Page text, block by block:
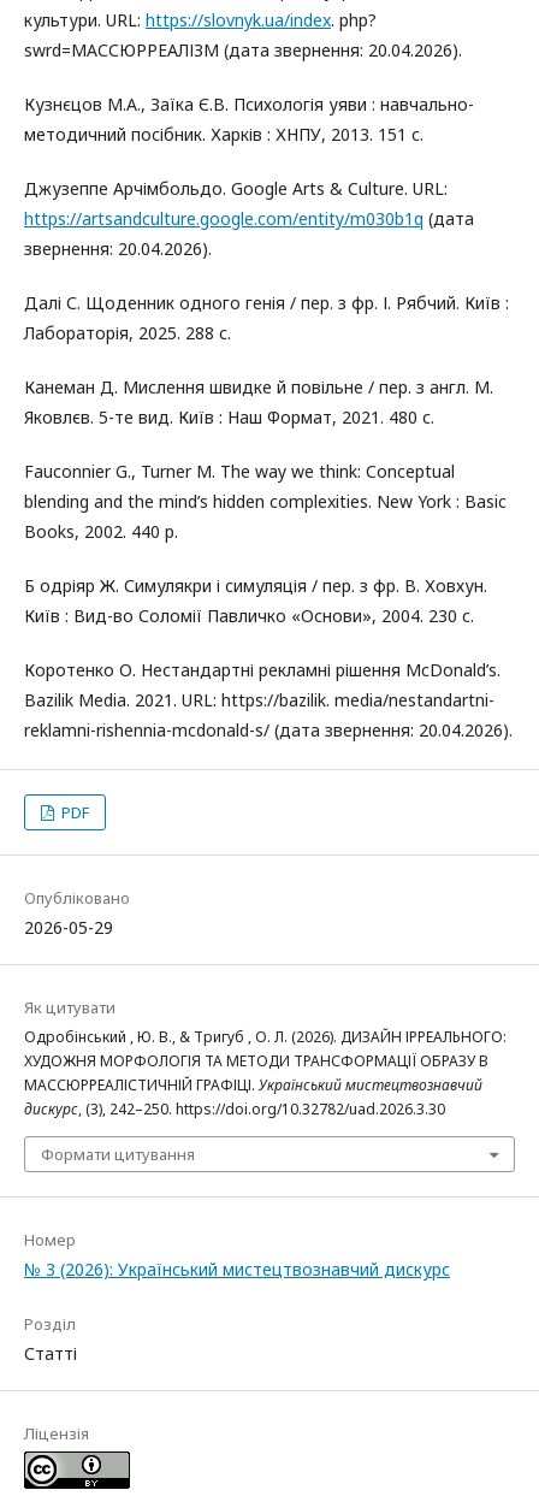
культури. URL: https://slovnyk.ua/index. php?
swrd=МАССЮРРЕАЛІЗМ (дата звернення: 20.04.2026).
Кузнєцов М.А., Заїка Є.В. Психологія уяви : навчально-
методичний посібник. Харків : ХНПУ, 2013. 151 с.
Джузеппе Арчімбольдо. Google Arts & Culture. URL:
https://artsandculture.google.com/entity/m030b1q (дата
звернення: 20.04.2026).
Далі С. Щоденник одного генія / пер. з фр. І. Рябчий. Київ :
Лабораторія, 2025. 288 с.
Канеман Д. Мислення швидке й повільне / пер. з англ. М.
Яковлєв. 5-те вид. Київ : Наш Формат, 2021. 480 с.
Fauconnier G., Turner M. The way we think: Conceptual
blending and the mind’s hidden complexities. New York : Basic
Books, 2002. 440 p.
Б одріяр Ж. Симулякри і симуляція / пер. з фр. В. Ховхун.
Київ : Вид-во Соломії Павличко «Основи», 2004. 230 с.
Коротенко О. Нестандартні рекламні рішення McDonald’s.
Bazilik Media. 2021. URL: https://bazilik. media/nestandartni-
reklamni-rishennia-mcdonald-s/ (дата звернення: 20.04.2026).
PDF
Опубліковано
2026-05-29
Як цитувати
Одробінський , Ю. В., & Тригуб , О. Л. (2026). ДИЗАЙН ІРРЕАЛЬНОГО:
ХУДОЖНЯ МОРФОЛОГІЯ ТА МЕТОДИ ТРАНСФОРМАЦІЇ ОБРАЗУ В
МАССЮРРЕАЛІСТИЧНІЙ ГРАФІЦІ. Український мистецтвознавчий
дискурс, (3), 242–250. https://doi.org/10.32782/uad.2026.3.30
Формати цитування
Номер
№ 3 (2026): Український мистецтвознавчий дискурс
Розділ
Статті
Ліцензія